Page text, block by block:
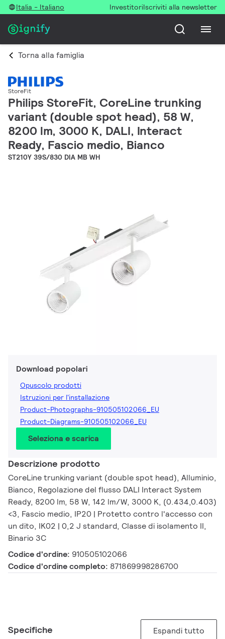
Italia - Italiano InvestitoriIscriviti alla newsletter
Torna alla famiglia
StoreFit
Philips StoreFit, CoreLine trunking
variant (double spot head), 58 W,
8200 lm, 3000 K, DALI, Interact
Ready, Fascio medio, Bianco
ST210Y 39S/830 DIA MB WH
Download popolari
Opuscolo prodotti
Istruzioni per l'installazione
Product-Photographs-910505102066_EU
Product-Diagrams-910505102066_EU
Seleziona e scarica
Descrizione prodotto
CoreLine trunking variant (double spot head), Alluminio,
Bianco, Regolazione del flusso DALI Interact System
Ready, 8200 lm, 58 W, 142 lm/W, 3000 K, (0.434,0.403)
<3, Fascio medio, IP20 | Protetto contro l'accesso con
un dito, IK02 | 0,2 J standard, Classe di isolamento II,
Binario 3C
Codice d'ordine: 910505102066
Codice d'ordine completo: 871869998286700
Specifiche Espandi tutto